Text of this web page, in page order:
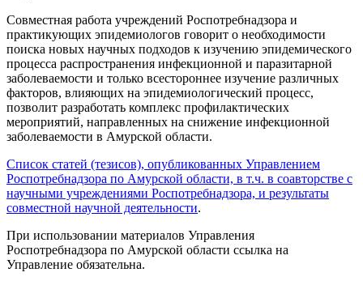
Совместная работа учреждений Роспотребнадзора и
практикующих эпидемиологов говорит о необходимости
поиска новых научных подходов к изучению эпидемического
процесса распространения инфекционной и паразитарной
заболеваемости и только всестороннее изучение различных
факторов, влияющих на эпидемиологический процесс,
позволит разработать комплекс профилактических
мероприятий, направленных на снижение инфекционной
заболеваемости в Амурской области.
Список статей (тезисов), опубликованных Управлением
Роспотребнадзора по Амурской области, в т.ч. в соавторстве с
научными учреждениями Роспотребнадзора, и результаты
совместной научной деятельности.
При использовании материалов Управления
Роспотребнадзора по Амурской области ссылка на
Управление обязательна.